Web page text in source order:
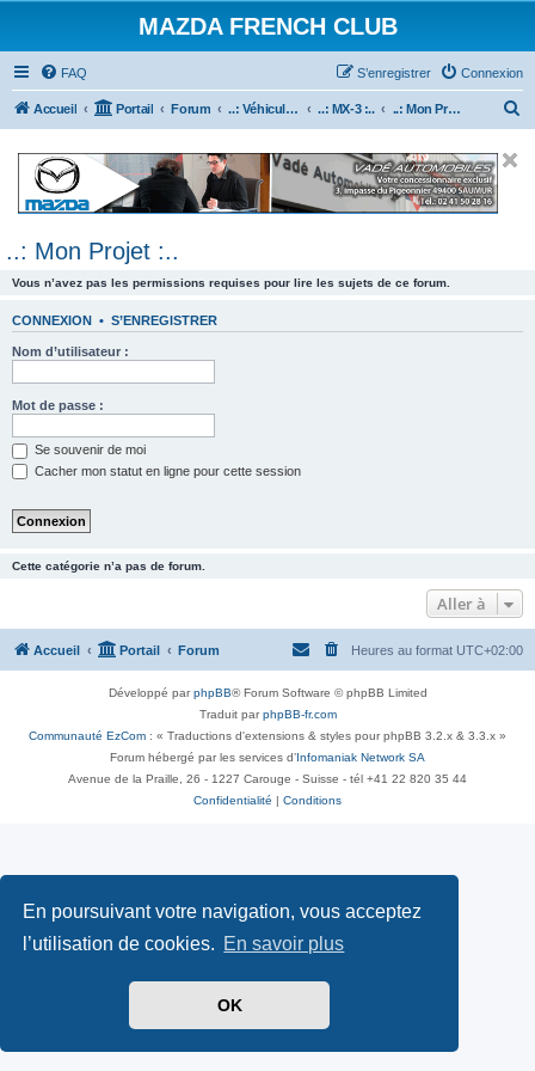
En poursuivant votre navigation, vous acceptez
l’utilisation de cookies. En savoir plus
OK
MAZDA FRENCH CLUB
FAQ Connexion
S’enregistrer
Accueil Portail Forum ..: Véhicules Mazda ancien (<2003) :.. ..: MX-3 :.. ..: Mon Projet :..
e
..: Mon Projet :..
Vous n’avez pas les permissions requises pour lire les sujets de ce forum.
CONNEXION • S’ENREGISTRER
Nom d’utilisateur :
Mot de passe :
Se souvenir de moi
Cacher mon statut en ligne pour cette session
Cette catégorie n’a pas de forum.
Aller à
Accueil Portail Forum Heures au format UTC+02:00
Développé parphpBB® Forum Software © phpBB Limited
Traduit parphpBB-fr.com
Communauté EzCom : « Traductions d'extensions & styles pour phpBB 3.2.x & 3.3.x »
Forum hébergé par les services d’ Infomaniak Network SA
Avenue de la Praille, 26 - 1227 Carouge - Suisse - tél +41 22 820 35 44
Confidentialité
Conditions